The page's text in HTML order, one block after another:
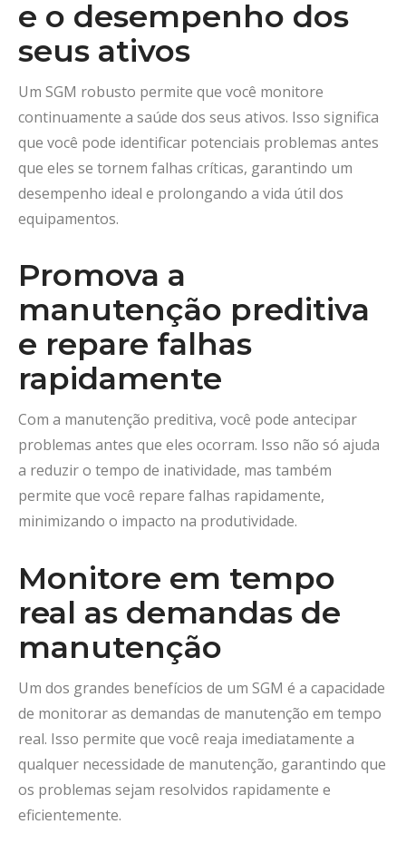
e o desempenho dos
seus ativos
Um SGM robusto permite que você monitore
continuamente a saúde dos seus ativos. Isso significa
que você pode identificar potenciais problemas antes
que eles se tornem falhas críticas, garantindo um
desempenho ideal e prolongando a vida útil dos
equipamentos.
Promova a
manutenção preditiva
e repare falhas
rapidamente
Com a manutenção preditiva, você pode antecipar
problemas antes que eles ocorram. Isso não só ajuda
a reduzir o tempo de inatividade, mas também
permite que você repare falhas rapidamente,
minimizando o impacto na produtividade.
Monitore em tempo
real as demandas de
manutenção
Um dos grandes benefícios de um SGM é a capacidade
de monitorar as demandas de manutenção em tempo
real. Isso permite que você reaja imediatamente a
qualquer necessidade de manutenção, garantindo que
os problemas sejam resolvidos rapidamente e
eficientemente.